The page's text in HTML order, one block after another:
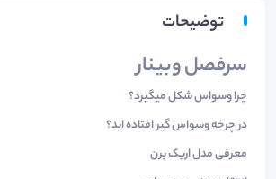
توضیحات
سرفصل وبینار
چرا وسواس شکل میگیرد؟
در چرخه وسواس گیر افتاده اید؟
معرفی مدل اریک برن